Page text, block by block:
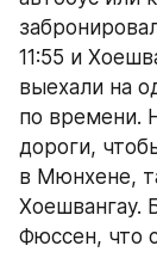
11:55 и
выехали на
по времени.
дороги,
в Мюнхене,
Хоешвангау.
Фюссен, что